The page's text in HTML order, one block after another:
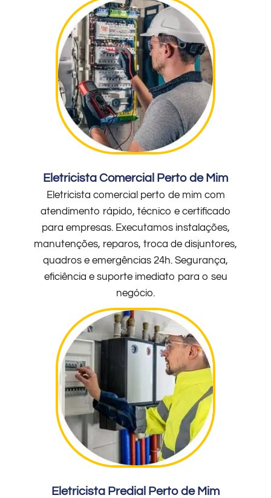
Eletricista Comercial Perto de Mim
Eletricista comercial perto de mim com
atendimento rápido, técnico e certificado
para empresas. Executamos instalações,
manutenções, reparos, troca de disjuntores,
quadros e emergências 24h. Segurança,
eficiência e suporte imediato para o seu
negócio.
Eletricista Predial Perto de Mim